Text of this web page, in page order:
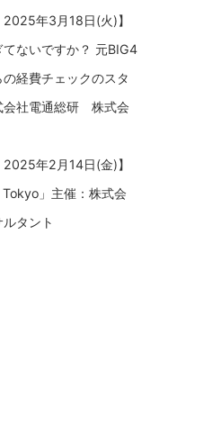
年3月18日(火)】
てないですか？ 元BIG4
経費チェックのスタ
会社電通総研 株式会
年2月14日(金)】
」主催：株式会
タント